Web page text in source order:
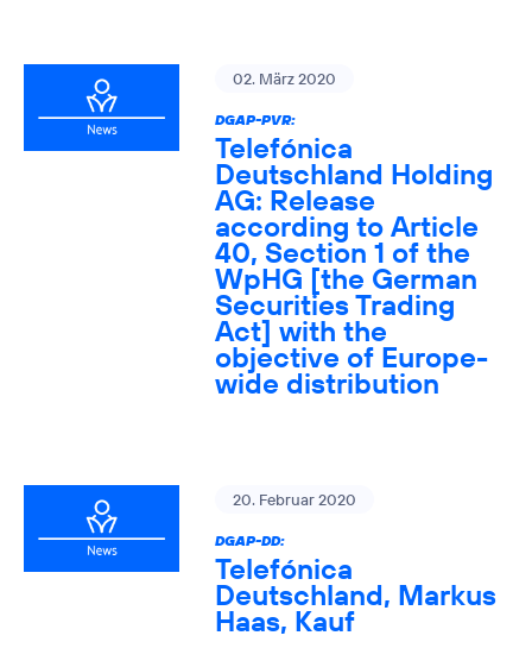
02. März 2020
DGAP-PVR:
Telefónica
Deutschland Holding
AG: Release
according to Article
40, Section 1 of the
WpHG [the German
Securities Trading
Act] with the
objective of Europe-
wide distribution
20. Februar 2020
DGAP-DD:
Telefónica
Deutschland, Markus
Haas, Kauf